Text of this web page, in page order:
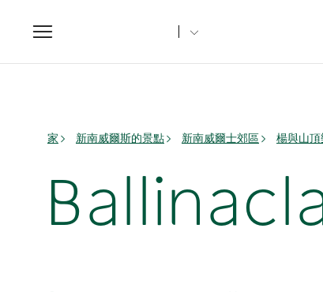
Toggle
navigation
家 新南威爾斯的景點 新南威爾士郊區 楊與山